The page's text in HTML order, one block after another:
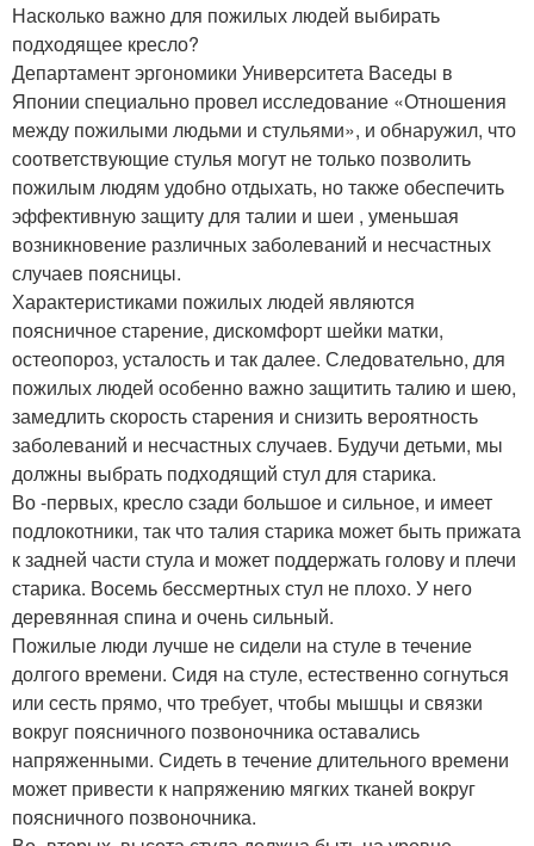
Насколько важно для пожилых людей выбирать
подходящее кресло?
Департамент эргономики Университета Васеды в
Японии специально провел исследование «Отношения
между пожилыми людьми и стульями», и обнаружил, что
соответствующие стулья могут не только позволить
пожилым людям удобно отдыхать, но также обеспечить
эффективную защиту для талии и шеи , уменьшая
возникновение различных заболеваний и несчастных
случаев поясницы.
Характеристиками пожилых людей являются
поясничное старение, дискомфорт шейки матки,
остеопороз, усталость и так далее. Следовательно, для
пожилых людей особенно важно защитить талию и шею,
замедлить скорость старения и снизить вероятность
заболеваний и несчастных случаев. Будучи детьми, мы
должны выбрать подходящий стул для старика.
Во -первых, кресло сзади большое и сильное, и имеет
подлокотники, так что талия старика может быть прижата
к задней части стула и может поддержать голову и плечи
старика. Восемь бессмертных стул не плохо. У него
деревянная спина и очень сильный.
Пожилые люди лучше не сидели на стуле в течение
долгого времени. Сидя на стуле, естественно согнуться
или сесть прямо, что требует, чтобы мышцы и связки
вокруг поясничного позвоночника оставались
напряженными. Сидеть в течение длительного времени
может привести к напряжению мягких тканей вокруг
поясничного позвоночника.